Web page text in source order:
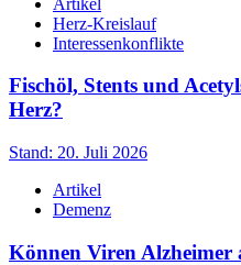
Herz-Kreislauf
Interessenkonflikte
Fischöl, Stents und
Herz?
Stand: 20. Juli 2026
Artikel
Demenz
Können Viren Alzheimer